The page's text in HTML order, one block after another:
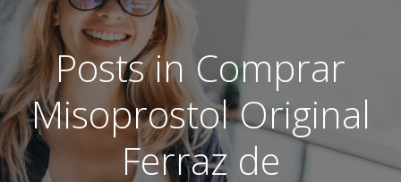
Posts in Comprar
Misoprostol Original
Ferraz de